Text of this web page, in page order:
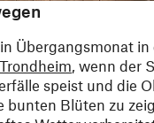
Übergangsmonat in
Trondheim, wenn der
speist und die
bunten Blüten zu